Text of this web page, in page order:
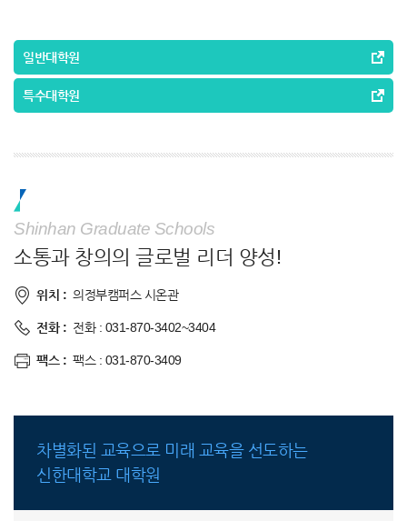
일반대학원
특수대학원
Shinhan Graduate Schools
소통과 창의의 글로벌 리더 양성!
위치 : 의정부캠퍼스 시온관
전화 : 전화 : 031-870-3402~3404
팩스 : 팩스 : 031-870-3409
차별화된 교육으로 미래 교육을 선도하는
신한대학교 대학원